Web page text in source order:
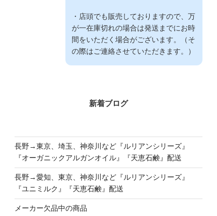
・店頭でも販売しておりますので、万
が一在庫切れの場合は発送までにお時
間をいただく場合がございます。（そ
の際はご連絡させていただきます。）
新着ブログ
長野→東京、埼玉、神奈川など『ルリアンシリーズ』
『オーガニックアルガンオイル』『天恵石鹸』配送
長野→愛知、東京、神奈川など『ルリアンシリーズ』
『ユニミルク』『天恵石鹸』配送
メーカー欠品中の商品